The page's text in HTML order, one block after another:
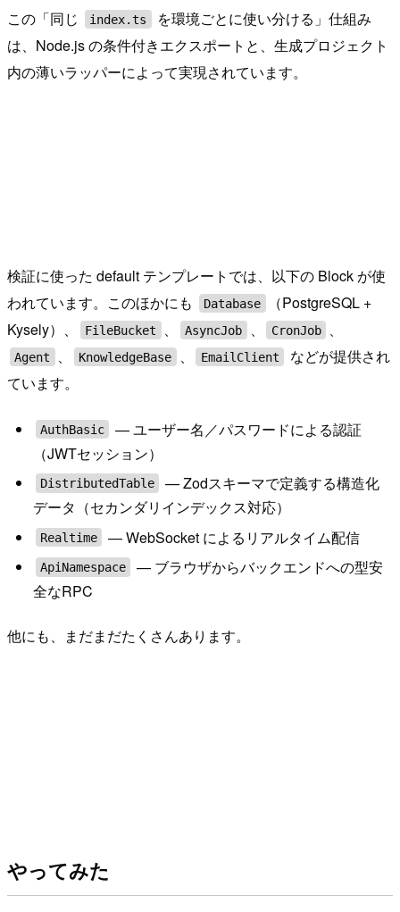
この「同じ index.ts
を環境ごとに使い分ける」仕組み
は、Node.js の条件付きエクスポートと、生成プロジェクト
内の薄いラッパーによって実現されています。
検証に使った default テンプレートでは、以下の Block が使
われています。このほかにも
Database
（PostgreSQL +
Kysely）、
FileBucket 、 AsyncJob 、 CronJob 、
Agent 、 KnowledgeBase 、 EmailClient
などが提供され
ています。
AuthBasic
— ユーザー名／パスワードによる認証
（JWTセッション）
DistributedTable
— Zodスキーマで定義する構造化
データ（セカンダリインデックス対応）
Realtime — WebSocket によるリアルタイム配信
ApiNamespace
— ブラウザからバックエンドへの型安
全なRPC
他にも、まだまだたくさんあります。
やってみた